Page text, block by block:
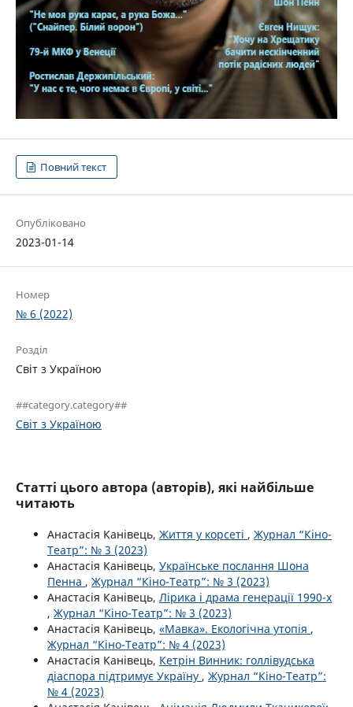
Повний текст
Опубліковано
2023-01-14
Номер
№ 6 (2022)
Розділ
Світ з Україною
##category.category##
Світ з Україною
Статті цього автора (авторів), які найбільше
читають
Анастасія Канівець, Життя у корсеті , Журнал “Кіно-
Театр”: № 3 (2023)
Анастасія Канівець, Українське послання Шона
Пенна , Журнал “Кіно-Театр”: № 3 (2023)
Анастасія Канівець, Лірика і драма генерації 1990-х
, Журнал “Кіно-Театр”: № 3 (2023)
Анастасія Канівець, «Мавка». Екологічна утопія ,
Журнал “Кіно-Театр”: № 4 (2023)
Анастасія Канівець, Кетрін Винник: голлівудська
діаспора підтримує Україну , Журнал “Кіно-Театр”:
№ 4 (2023)